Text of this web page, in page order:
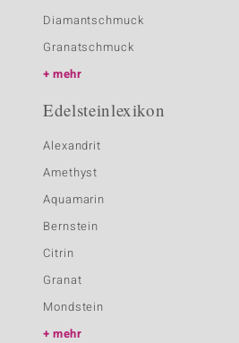
Diamantschmuck
Granatschmuck
mehr
Edelsteinlexikon
Alexandrit
Amethyst
Aquamarin
Bernstein
Citrin
Granat
Mondstein
mehr